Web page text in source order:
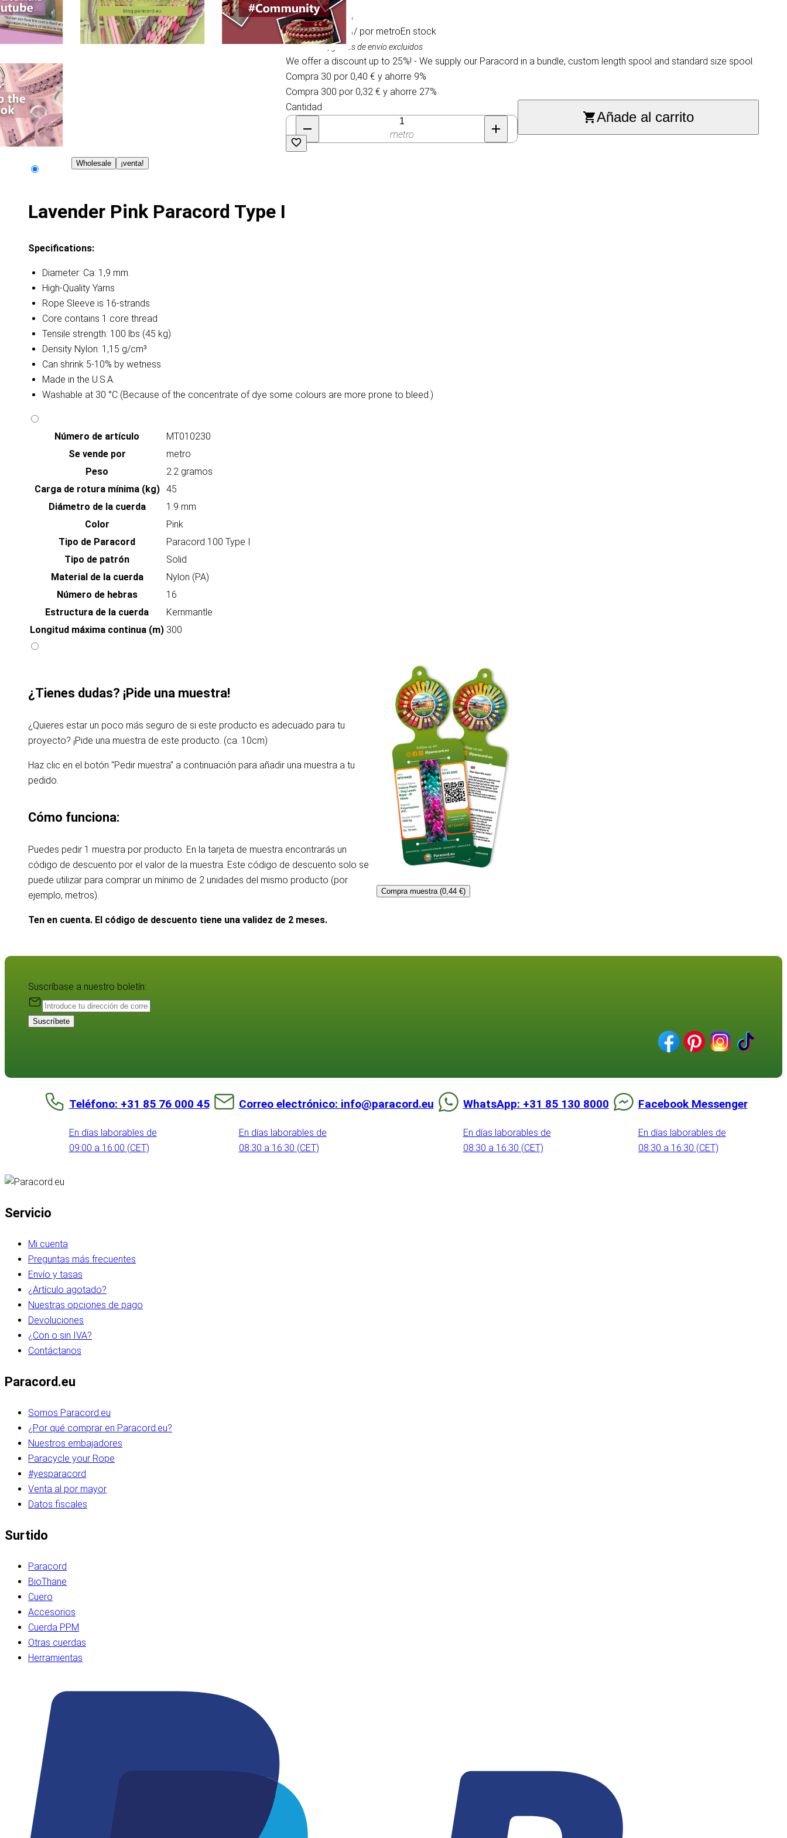
Wholesale ¡venta!
0,44 €/ por metroEn stock
IVA incluido, gastos de envío excluidos
We offer a discount up to 25%! - We supply our Paracord in a bundle, custom length spool and standard size spool.
Compra 30 por 0,40 € y ahorre 9%
Compra 300 por 0,32 € y ahorre 27%
Cantidad
metro
Añade al carrito
Lavender Pink Paracord Type I
Specifications:
Diameter: Ca. 1,9 mm.
High-Quality Yarns
Rope Sleeve is 16-strands
Core contains 1 core thread
Tensile strength: 100 lbs (45 kg)
Density Nylon: 1,15 g/cm³
Can shrink 5-10% by wetness
Made in the U.S.A.
Washable at 30 °C (Because of the concentrate of dye some colours are more prone to bleed.)
Número de artículo
MT010230
Se vende por
metro
Peso
2.2 gramos
Carga de rotura mínima (kg)
45
Diámetro de la cuerda
1.9 mm
Color
Pink
Tipo de Paracord
Paracord 100 Type I
Tipo de patrón
Solid
Material de la cuerda
Nylon (PA)
Número de hebras
16
Estructura de la cuerda
Kernmantle
Longitud máxima continua (m) 300
¿Tienes dudas? ¡Pide una muestra!
¿Quieres estar un poco más seguro de si este producto es adecuado para tu
proyecto? ¡Pide una muestra de este producto. (ca. 10cm)
Haz clic en el botón "Pedir muestra" a continuación para añadir una muestra a tu
pedido.
Cómo funciona:
Puedes pedir 1 muestra por producto. En la tarjeta de muestra encontrarás un
código de descuento por el valor de la muestra. Este código de descuento solo se
puede utilizar para comprar un mínimo de 2 unidades del mismo producto (por
ejemplo, metros).
Ten en cuenta. El código de descuento tiene una validez de 2 meses.
Compra muestra (0,44 €)
Suscríbase a nuestro boletín:
Suscríbete
Teléfono: +31 85 76 000 45
En días laborables de
09:00 a 16:00 (CET)
Correo electrónico: info@paracord.eu
En días laborables de
08:30 a 16:30 (CET)
WhatsApp: +31 85 130 8000
En días laborables de
08:30 a 16:30 (CET)
Facebook Messenger
En días laborables de
08:30 a 16:30 (CET)
Servicio
Mi cuenta
Preguntas más frecuentes
Envío y tasas
¿Artículo agotado?
Nuestras opciones de pago
Devoluciones
¿Con o sin IVA?
Contáctanos
Paracord.eu
Somos Paracord.eu
¿Por qué comprar en Paracord.eu?
Nuestros embajadores
Paracycle your Rope
#yesparacord
Venta al por mayor
Datos fiscales
Surtido
Paracord
BioThane
Cuero
Accesorios
Cuerda PPM
Otras cuerdas
Herramientas